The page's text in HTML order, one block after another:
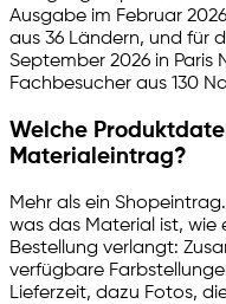
Ausgabe im Februar
aus 36 Ländern, und für
September 2026 in Paris
Fachbesucher aus 130
Welche
Materialeintrag?
Mehr als ein
was das Material ist, wie
Bestellung verlangt:
verfügbare
Lieferzeit, dazu Fotos,